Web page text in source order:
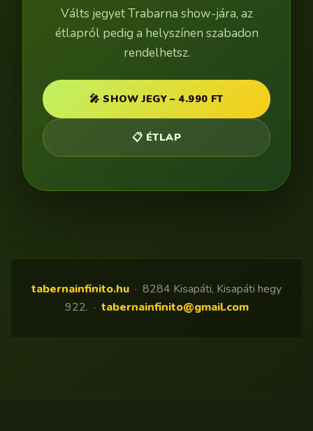
Válts jegyet Trabarna show-jára, az
étlapról pedig a helyszínen szabadon
rendelhetsz.
🎤 SHOW JEGY – 4.990 FT
📋 ÉTLAP
tabernainfinito.hu · 8284 Kisapáti, Kisapáti hegy
922. · tabernainfinito@gmail.com